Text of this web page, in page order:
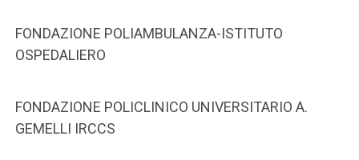
FONDAZIONE POLIAMBULANZA-ISTITUTO
OSPEDALIERO
FONDAZIONE POLICLINICO UNIVERSITARIO A.
GEMELLI IRCCS